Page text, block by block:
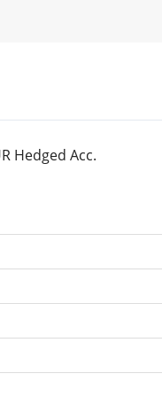
Hedged Acc.